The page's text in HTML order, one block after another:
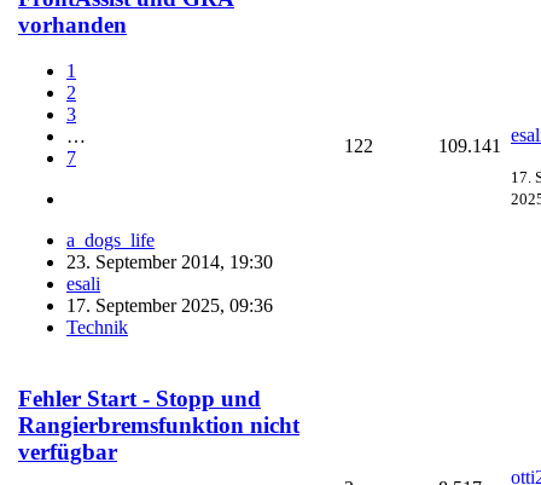
vorhanden
1
2
3
…
7
a_dogs_life
23. September 2014, 19:30
esali
17. September 2025, 09:36
Technik
122 109.141
17.
Fehler Start - Stopp und
Rangierbremsfunktion nicht
verfügbar